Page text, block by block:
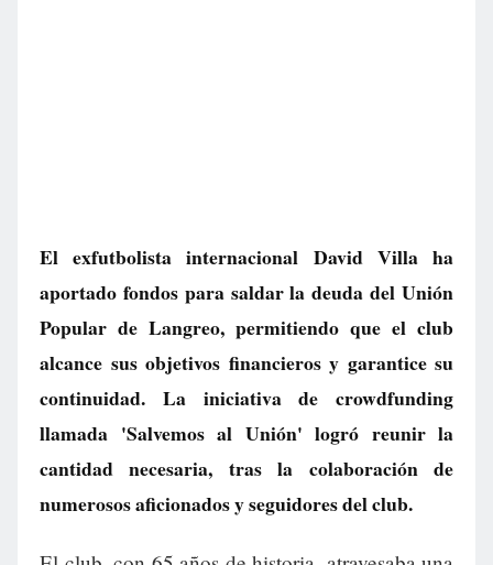
El exfutbolista internacional David Villa ha
aportado fondos para saldar la deuda del Unión
Popular de Langreo, permitiendo que el club
alcance sus objetivos financieros y garantice su
continuidad. La iniciativa de crowdfunding
llamada 'Salvemos al Unión' logró reunir la
cantidad necesaria, tras la colaboración de
numerosos aficionados y seguidores del club.